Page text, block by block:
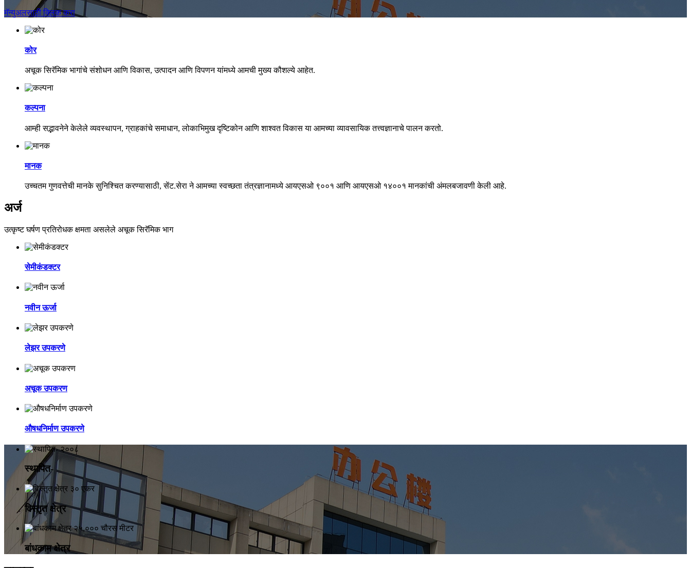
मॅन्युअलसाठी क्लिक करा
कोर
अचूक सिरॅमिक भागांचे संशोधन आणि विकास, उत्पादन आणि विपणन यांमध्ये आमची मुख्य कौशल्ये आहेत.
कल्पना
आम्ही सद्भावनेने केलेले व्यवस्थापन, ग्राहकांचे समाधान, लोकाभिमुख दृष्टिकोन आणि शाश्वत विकास या आमच्या व्यावसायिक तत्त्वज्ञानाचे पालन करतो.
मानक
उच्चतम गुणवत्तेची मानके सुनिश्चित करण्यासाठी, सेंट.सेरा ने आमच्या स्वच्छता तंत्रज्ञानामध्ये आयएसओ ९००१ आणि आयएसओ १४००१ मानकांची अंमलबजावणी केली आहे.
अर्ज
उत्कृष्ट घर्षण प्रतिरोधक क्षमता असलेले अचूक सिरॅमिक भाग
सेमीकंडक्टर
नवीन ऊर्जा
लेझर उपकरणे
अचूक उपकरण
औषधनिर्माण उपकरणे
२००८
स्थापित-
३० एकर
विस्तृत क्षेत्र
२५,००० चौरस मीटर
बांधकाम क्षेत्र